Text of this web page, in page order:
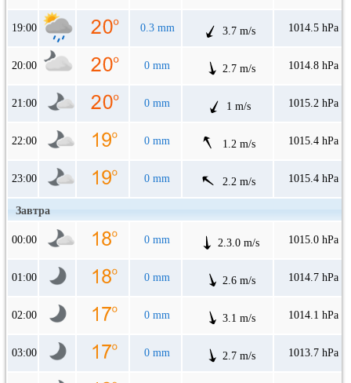
19:00 0.3 mm 3.7 m/s 1014.5 hPa
20:00 0 mm 2.7 m/s 1014.8 hPa
21:00 0 mm 1 m/s 1015.2 hPa
22:00 0 mm 1.2 m/s 1015.4 hPa
23:00 0 mm 2.2 m/s 1015.4 hPa
Завтра
00:00 0 mm 2.3.0 m/s 1015.0 hPa
01:00 0 mm 2.6 m/s 1014.7 hPa
02:00 0 mm 3.1 m/s 1014.1 hPa
03:00 0 mm 2.7 m/s 1013.7 hPa